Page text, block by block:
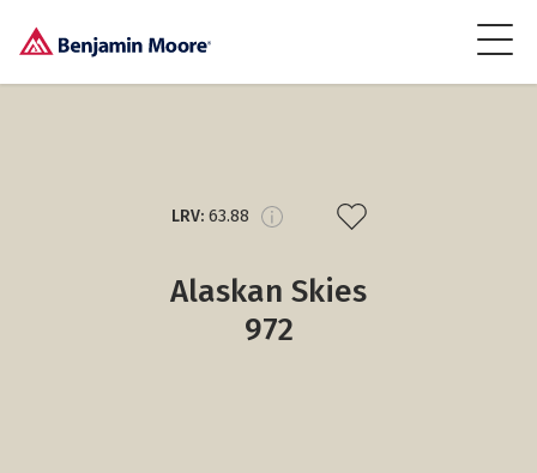
LRV: 63.88
Alaskan Skies
972